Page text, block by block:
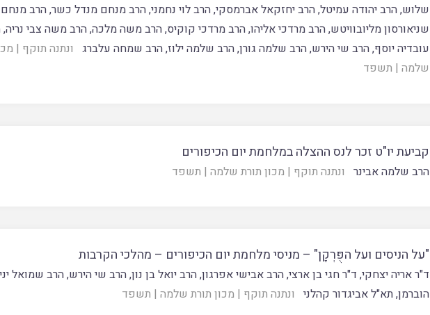
שלוש,הרב יהודה עמיטל,הרב יחזקאל אברמסקי,הרב לוי נחמני,הרב מנחם מנדל כשר,הרב
שניאורסון מליובוויטש,הרב מרדכי אליהו,הרב מרדכי קוקיס,הרב משה מלכה,הרב משה צבי נריה,
עובדיה יוסף,הרב שי הירש,הרב שלמה גורן,הרב שלמה ילוז,הרב שמחה עלברג ונתנה תוקף |
שלמה | תשפד
קביעת יו"ט זכר לנס ההצלה במלחמת יום הכיפורים
הרב שלמה אבינר ונתנה תוקף | מכון תורת שלמה | תשפד
"על הניסים ועל הפֻּרְקָן" – מניסי מלחמת יום הכיפורים – מהלכי הקרבות
ד"ר אריה יצחקי, ד"ר חגי בן ארצי,הרב אבישי אפרגון,הרב יואל בן נון,הרב שי הירש,הרב שמואל
הוברמן,תא"ל אביגדור קהלני ונתנה תוקף | מכון תורת שלמה | תשפד